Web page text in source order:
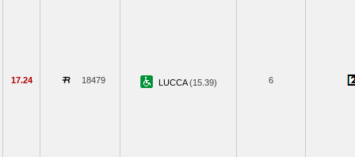
17.24 18479 LUCCA(15.39) 6